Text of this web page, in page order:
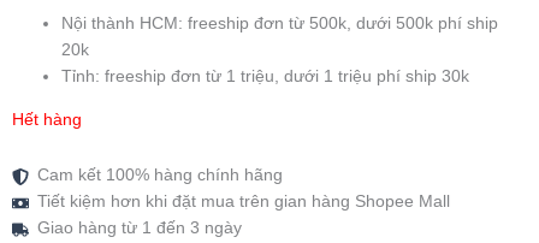
Nội thành HCM: freeship đơn từ 500k, dưới 500k phí ship
20k
Tỉnh: freeship đơn từ 1 triệu, dưới 1 triệu phí ship 30k
Hết hàng
Cam kết 100% hàng chính hãng
Tiết kiệm hơn khi đặt mua trên gian hàng Shopee Mall
Giao hàng từ 1 đến 3 ngày